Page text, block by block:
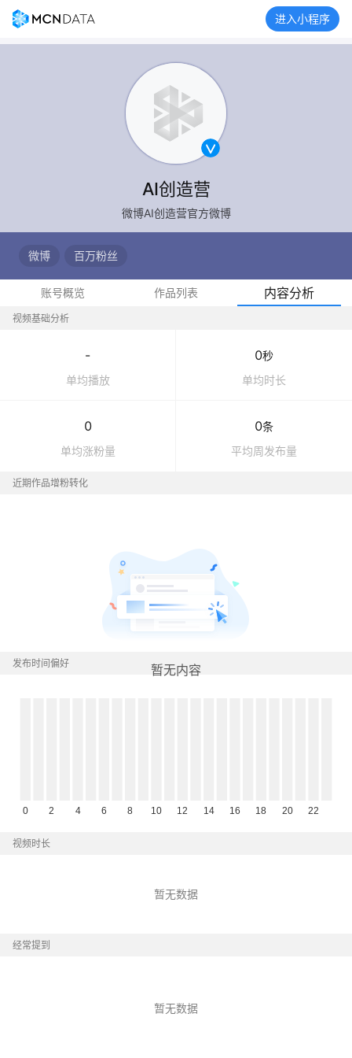
进入小程序
AI创造营
微博AI创造营官方微博
微博 百万粉丝
账号概览 作品列表 内容分析
视频基础分析
-
单均播放
0秒
单均时长
0
单均涨粉量
0条
平均周发布量
近期作品增粉转化
暂无内容
发布时间偏好
视频时长
暂无数据
经常提到
暂无数据